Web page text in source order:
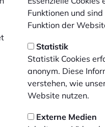
Funktionen und
Funktion der
Statistik
Statistik Cookies
anonym. Diese
verstehen, wie
Website nutzen.
Externe Medien
wir als Verein den
uns
Bocholt nachhaltig
die langjährige
Zeichen für ihre enge
in der Region.